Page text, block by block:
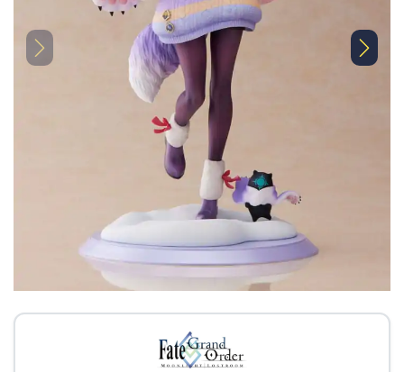
Dvojitým ťuknutím na obrázok ho zväčšíte
Preprava a platba
Zoradiť podľa série
Zoradiť podľa filmov
Zoradiť podľa karikatúry
Zoradiť podľa Anime
Zoradiť podľa hier
Zoradiť podľa športu
Zoradiť podľa hudby